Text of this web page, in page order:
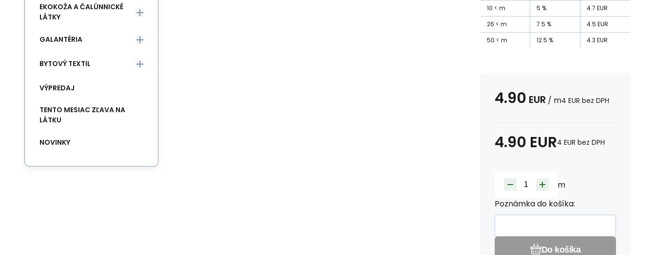
10
m 5 % 4.7 EUR
26
m 7.5 % 4.5 EUR
50
m 12.5 % 4.3 EUR
4.90 EUR / m4 EUR bez DPH
4.90 EUR4 EUR bez DPH
m
Poznámka do košíka:
Do košíka
EKOKOŽA A ČALÚNNICKÉ
LÁTKY
GALANTÉRIA
BYTOVÝ TEXTIL
VÝPREDAJ
TENTO MESIAC ZĽAVA NA
LÁTKU
NOVINKY